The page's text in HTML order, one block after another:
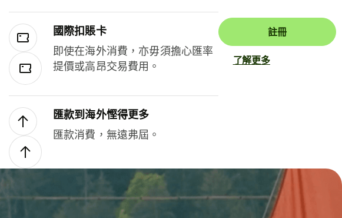
國際扣賬卡
即使在海外消費，亦毋須擔心匯率
提價或高昂交易費用。
匯款到海外慳得更多
匯款消費，無遠弗屆。
註冊
了解更多